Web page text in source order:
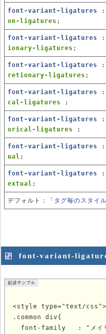
font-variant-ligatures :
on-ligatures ;
font-variant-ligatures :
ionary-ligatures ;
font-variant-ligatures :
retionary-ligatures ;
font-variant-ligatures :
cal-ligatures
;
font-variant-ligatures :
orical-ligatures
;
font-variant-ligatures :
ual ;
font-variant-ligatures :
extual ;
デフォルト：「 タグ毎のスタイ
font-variant-
<style type="text/css">
.common div{
font-family   : "メイ